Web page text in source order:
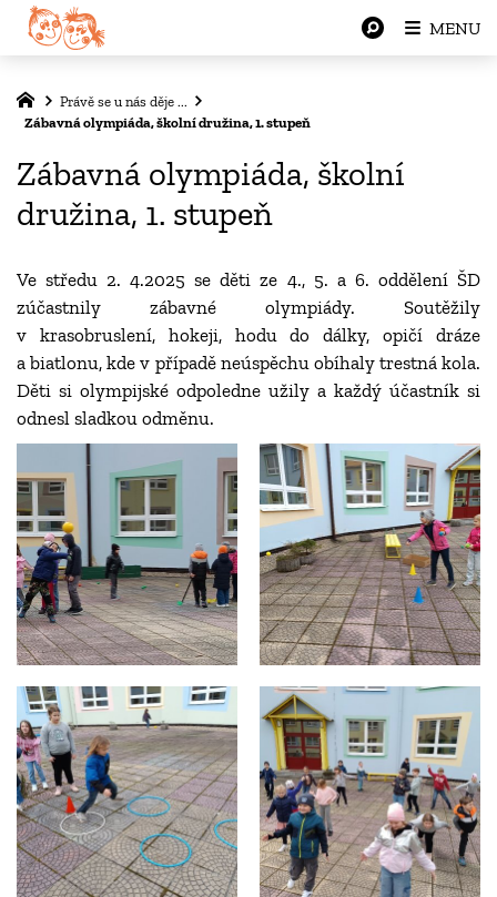
Právě se u nás děje ...
Zábavná olympiáda, školní družina, 1. stupeň
Zábavná olympiáda, školní
družina, 1. stupeň
Ve středu 2. 4.2025 se děti ze 4., 5. a 6. oddělení ŠD
zúčastnily zábavné olympiády. Soutěžily
v krasobruslení, hokeji, hodu do dálky, opičí dráze
a biatlonu, kde v případě neúspěchu obíhaly trestná kola.
Děti si olympijské odpoledne užily a každý účastník si
odnesl sladkou odměnu.
MENU